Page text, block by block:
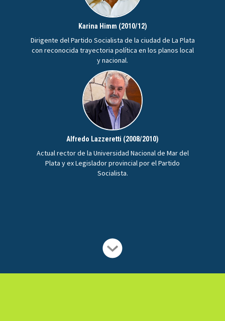
Karina Himm (2010/12)
Dirigente del Partido Socialista de la ciudad de La Plata
con reconocida trayectoria política en los planos local
y nacional.
Alfredo Lazzeretti (2008/2010)
Actual rector de la Universidad Nacional de Mar del
Plata y ex Legislador provincial por el Partido
Socialista.